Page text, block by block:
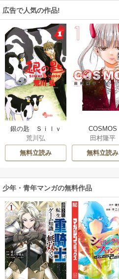
広告で人気の作品!
銀の匙 Ｓｉｌｖ
ｅｒ Ｓｐｏｏｎ
荒川弘
無料立読み
COSMOS
田村隆平
無料立読み
少年・青年マンガの無料作品